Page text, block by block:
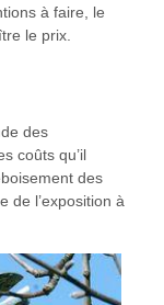
à faire, le
le prix.
des
coûts qu’il
des
de l’exposition à